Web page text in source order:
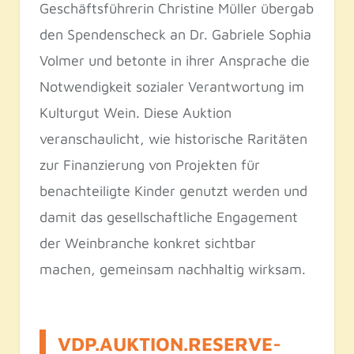
Geschäftsführerin Christine Müller übergab
den Spendenscheck an Dr. Gabriele Sophia
Volmer und betonte in ihrer Ansprache die
Notwendigkeit sozialer Verantwortung im
Kulturgut Wein. Diese Auktion
veranschaulicht, wie historische Raritäten
zur Finanzierung von Projekten für
benachteiligte Kinder genutzt werden und
damit das gesellschaftliche Engagement
der Weinbranche konkret sichtbar
machen, gemeinsam nachhaltig wirksam.
VDP.AUKTION.RESERVE-